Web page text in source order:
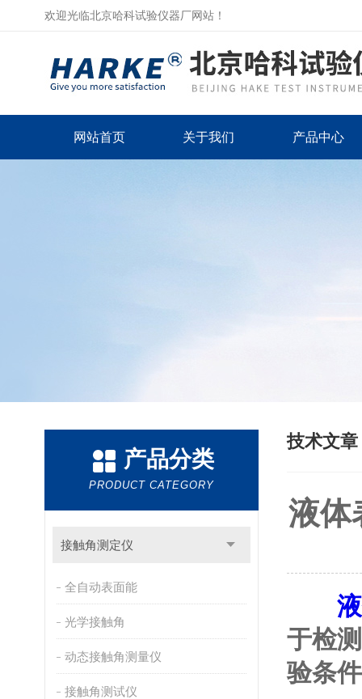
欢迎光临北京哈科试验仪器厂网站！
网站首页 关于我们 产品中心
产品分类
PRODUCT CATEGORY
接触角测定仪
全自动表面能
光学接触角
动态接触角测量仪
接触角测试仪
技术文章
液体
于检
验条